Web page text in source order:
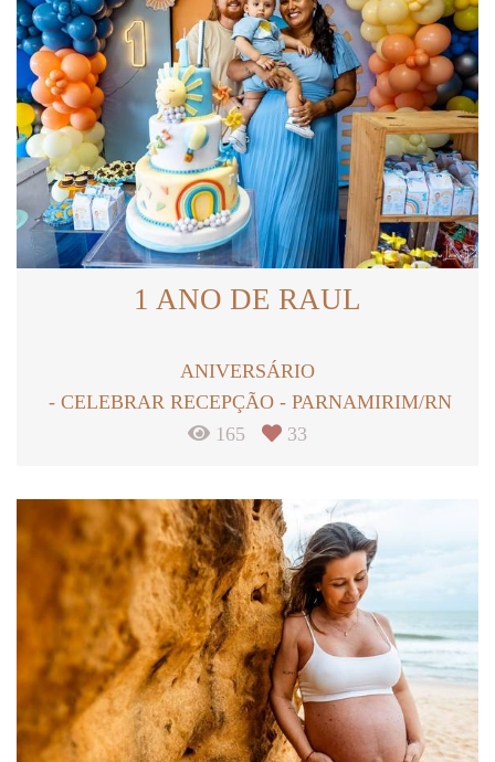
1 ANO DE RAUL
ANIVERSÁRIO
CELEBRAR RECEPÇÃO - PARNAMIRIM/RN
165
33